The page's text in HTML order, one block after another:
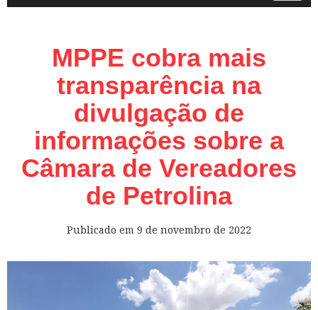
MPPE cobra mais
transparência na
divulgação de
informações sobre a
Câmara de Vereadores
de Petrolina
Publicado em 9 de novembro de 2022